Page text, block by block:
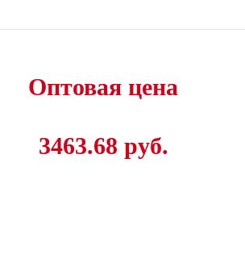
Оптовая цена
3463.68 руб.